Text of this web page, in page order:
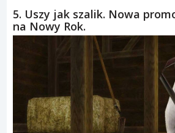
5. Uszy jak szalik. Nowa
na Nowy Rok.